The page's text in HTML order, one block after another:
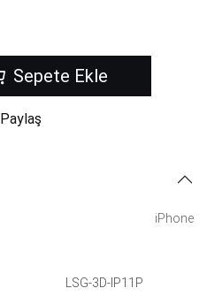
Sepete Ekle
Paylaş
iPhone
LSG-3D-IP11P